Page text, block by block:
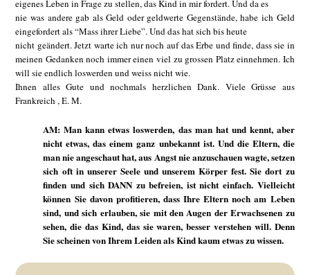
eigenes Leben in Frage zu stellen, das Kind in mir fordert. Und da es
nie was andere gab als Geld oder geldwerte Gegenstände, habe ich Geld
eingefordert als “Mass ihrer Liebe”. Und das hat sich bis heute
nicht geändert. Jetzt warte ich nur noch auf das Erbe und finde, dass sie in
meinen Gedanken noch immer einen viel zu grossen Platz einnehmen. Ich
will sie endlich loswerden und weiss nicht wie.
Ihnen alles Gute und nochmals herzlichen Dank. Viele Grüsse aus
Frankreich , E. M.
AM: Man kann etwas loswerden, das man hat und kennt, aber
nicht etwas, das einem ganz unbekannt ist. Und die Eltern, die
man nie angeschaut hat, aus Angst nie anzuschauen wagte, setzen
sich oft in unserer Seele und unserem Körper fest. Sie dort zu
finden und sich DANN zu befreien, ist nicht einfach. Vielleicht
können Sie davon profitieren, dass Ihre Eltern noch am Leben
sind, und sich erlauben, sie mit den Augen der Erwachsenen zu
sehen, die das Kind, das sie waren, besser verstehen will. Denn
Sie scheinen von Ihrem Leiden als Kind kaum etwas zu wissen.